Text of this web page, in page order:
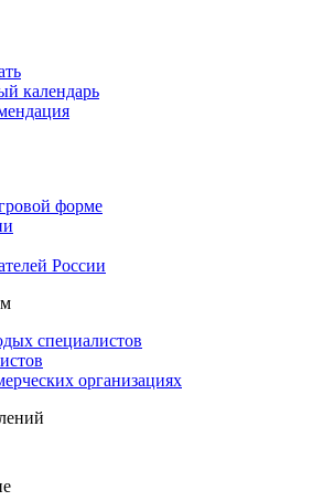
календарь
форме
России
специалистов
организациях